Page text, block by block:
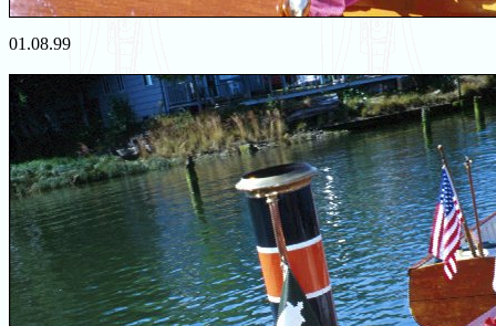
01.08.99